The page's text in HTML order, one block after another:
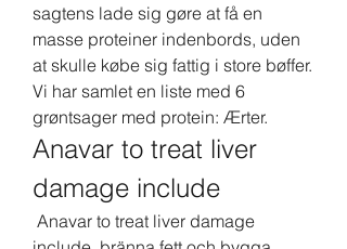
sagtens lade sig gøre at få en
masse proteiner indenbords, uden
at skulle købe sig fattig i store bøffer.
Vi har samlet en liste med 6
grøntsager med protein: Ærter.
Anavar to treat liver
damage include